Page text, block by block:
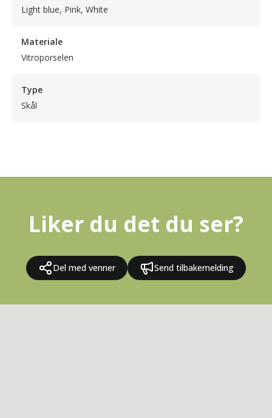
Light blue, Pink, White
Materiale
Vitroporselen
Type
Skål
Liker du det du ser?
Del med venner Send tilbakemelding